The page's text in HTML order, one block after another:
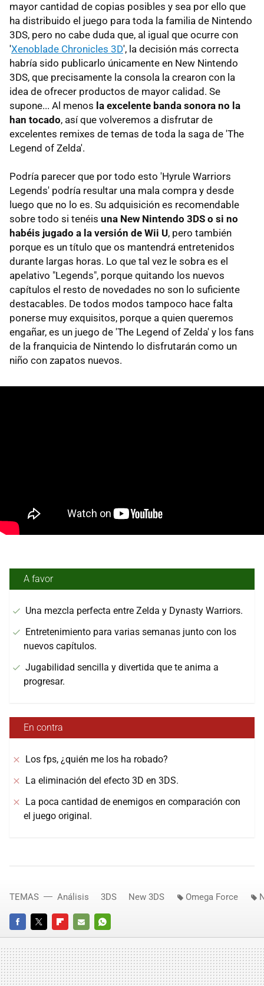
mayor cantidad de copias posibles y sea por ello que
ha distribuido el juego para toda la familia de Nintendo
3DS, pero no cabe duda que, al igual que ocurre con
'Xenoblade Chronicles 3D', la decisión más correcta
habría sido publicarlo únicamente en New Nintendo
3DS, que precisamente la consola la crearon con la
idea de ofrecer productos de mayor calidad. Se
supone... Al menos la excelente banda sonora no la
han tocado, así que volveremos a disfrutar de
excelentes remixes de temas de toda la saga de 'The
Legend of Zelda'.
Podría parecer que por todo esto 'Hyrule Warriors
Legends' podría resultar una mala compra y desde
luego que no lo es. Su adquisición es recomendable
sobre todo si tenéis una New Nintendo 3DS o si no
habéis jugado a la versión de Wii U, pero también
porque es un título que os mantendrá entretenidos
durante largas horas. Lo que tal vez le sobra es el
apelativo "Legends", porque quitando los nuevos
capítulos el resto de novedades no son lo suficiente
destacables. De todos modos tampoco hace falta
ponerse muy exquisitos, porque a quien queremos
engañar, es un juego de 'The Legend of Zelda' y los fans
de la franquicia de Nintendo lo disfrutarán como un
niño con zapatos nuevos.
A favor
Una mezcla perfecta entre Zelda y Dynasty Warriors.
Entretenimiento para varias semanas junto con los
nuevos capítulos.
Jugabilidad sencilla y divertida que te anima a
progresar.
En contra
Los fps, ¿quién me los ha robado?
La eliminación del efecto 3D en 3DS.
La poca cantidad de enemigos en comparación con
el juego original.
FACEBOOKTWITTERFLIPBOARD
E-
MAIL
WHATSAPP
TEMAS Análisis 3DS New 3DS Omega Force